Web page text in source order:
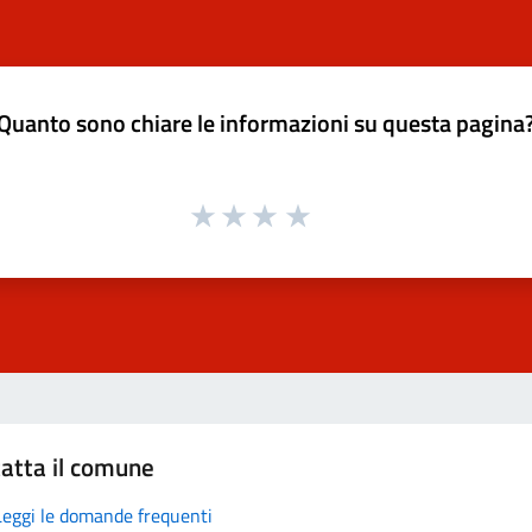
sono chiare le informazioni su questa
il comune
le domande frequenti